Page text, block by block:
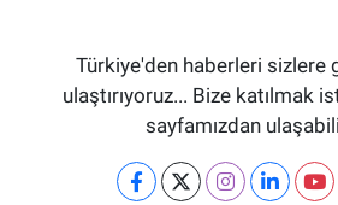
Türkiye'den haberleri sizlere
ulaştırıyoruz... Bize katılmak
sayfamızdan